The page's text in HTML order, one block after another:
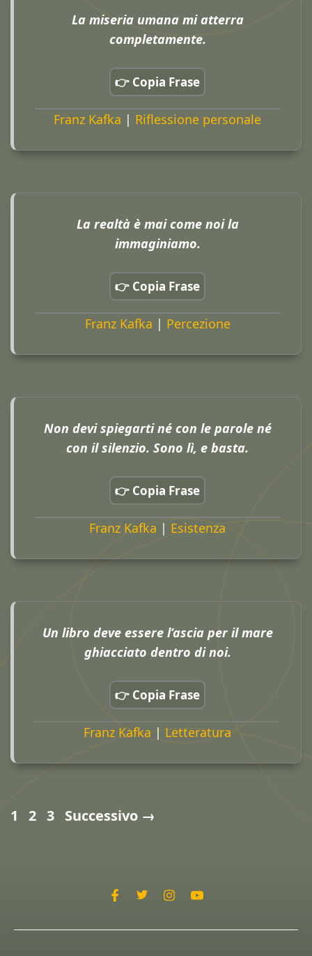
La miseria umana mi atterra
completamente.
👉 Copia Frase
Franz Kafka | Riflessione personale
La realtà è mai come noi la
immaginiamo.
👉 Copia Frase
Franz Kafka | Percezione
Non devi spiegarti né con le parole né
con il silenzio. Sono lì, e basta.
👉 Copia Frase
Franz Kafka | Esistenza
Un libro deve essere l’ascia per il mare
ghiacciato dentro di noi.
👉 Copia Frase
Franz Kafka | Letteratura
Pagina
1 Pagina
2 Pagina
3 Successivo →